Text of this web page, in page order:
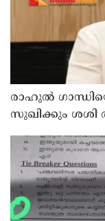
രാഹുല്‍
സുഖിക്കും ശശി
വേണുഗോപാല്‍